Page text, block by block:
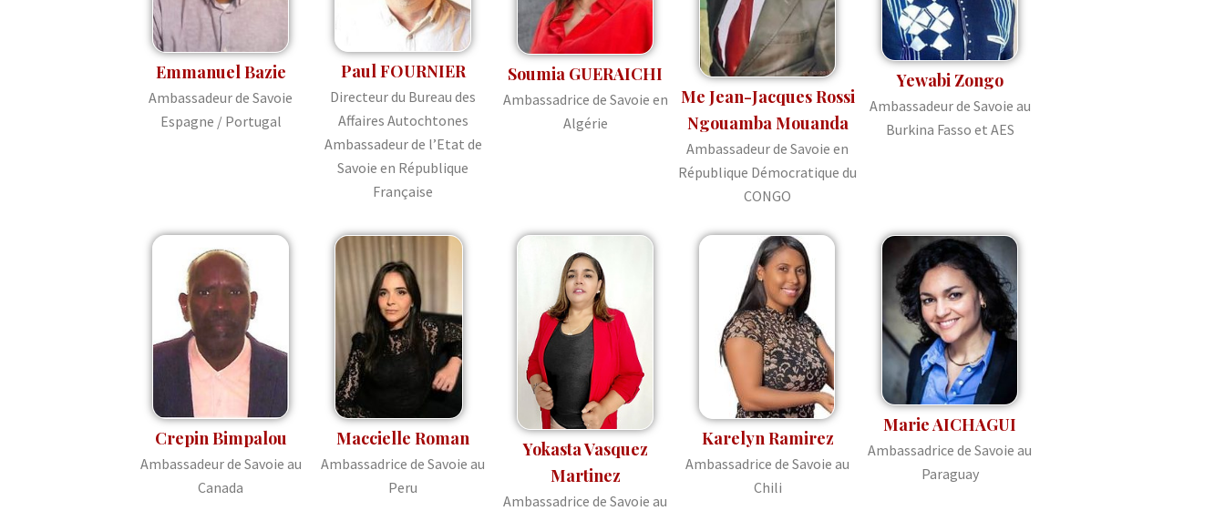
Emmanuel Bazie
Ambassadeur de Savoie
Espagne / Portugal
Paul FOURNIER
Directeur du Bureau des
Affaires Autochtones
Ambassadeur de l’Etat de
Savoie en République
Française
Soumia GUERAICHI
Ambassadrice de Savoie en
Algérie
Me Jean-Jacques Rossi
Ngouamba Mouanda
Ambassadeur de Savoie en
République Démocratique du
CONGO
Yewabi Zongo
Ambassadeur de Savoie au
Burkina Fasso et AES
Crepin Bimpalou
Ambassadeur de Savoie au
Canada
Maccielle Roman
Ambassadrice de Savoie au
Peru
Yokasta Vasquez
Martinez
Ambassadrice de Savoie au
Karelyn Ramirez
Ambassadrice de Savoie au
Chili
Marie AICHAGUI
Ambassadrice de Savoie au
Paraguay